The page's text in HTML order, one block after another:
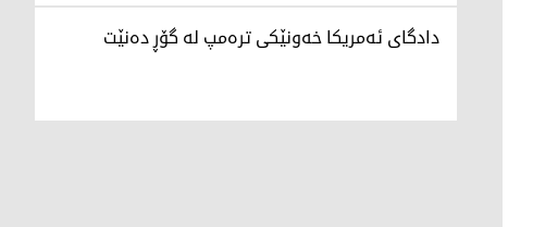
دادگای ئەمریکا خەونێکی ترەمپ لە گۆڕ دەنێت